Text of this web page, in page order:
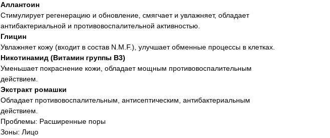
Аллантоин
Стимулирует регенерацию и обновление, смягчает и увлажняет, обладает
антибактериальной и противовоспалительной активностью.
Глицин
Увлажняет кожу (входит в состав N.M.F.), улучшает обменные процессы в клетках.
Никотинамид (Витамин группы B3)
Уменьшает покраснение кожи, обладает мощным противовоспалительным
действием.
Экстракт ромашки
Обладает противовоспалительным, антисептическим, антибактериальным
действием.
Проблемы: Расширенные поры
Зоны: Лицо